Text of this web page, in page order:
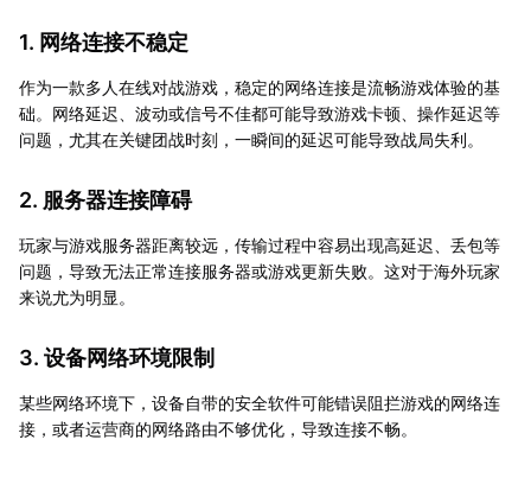
1. 网络连接不稳定
作为一款多人在线对战游戏，稳定的网络连接是流畅游戏体验的基
础。网络延迟、波动或信号不佳都可能导致游戏卡顿、操作延迟等
问题，尤其在关键团战时刻，一瞬间的延迟可能导致战局失利。
2. 服务器连接障碍
玩家与游戏服务器距离较远，传输过程中容易出现高延迟、丢包等
问题，导致无法正常连接服务器或游戏更新失败。这对于海外玩家
来说尤为明显。
3. 设备网络环境限制
某些网络环境下，设备自带的安全软件可能错误阻拦游戏的网络连
接，或者运营商的网络路由不够优化，导致连接不畅。